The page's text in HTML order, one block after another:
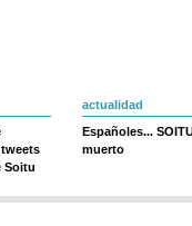
Soitu
actualidad
Españoles...
muerto